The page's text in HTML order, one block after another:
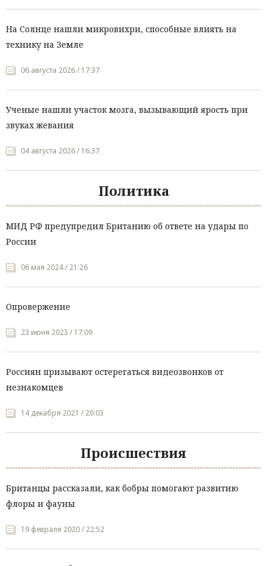
На Солнце нашли микровихри, способные влиять на
технику на Земле
06 августа 2026 / 17:37
Ученые нашли участок мозга, вызывающий ярость при
звуках жевания
04 августа 2026 / 16:37
Политика
МИД РФ предупредил Британию об ответе на удары по
России
06 мая 2024 / 21:26
Опровержение
23 июня 2023 / 17:09
Россиян призывают остерегаться видеозвонков от
незнакомцев
14 декабря 2021 / 20:03
Происшествия
Британцы рассказали, как бобры помогают развитию
флоры и фауны
19 февраля 2020 / 22:52